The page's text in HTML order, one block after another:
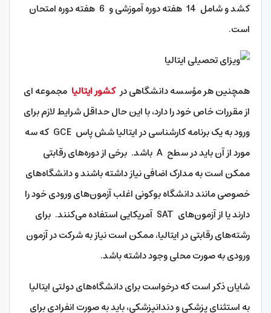
کشد و شامل 14 هفته دوره آموزشی و 6 هفته دوره امتحان
است.
همچنین هر مؤسسه دانشگاهی درکشور ایتالیا مجموعه ای
از مقررات خاص خود را دارد، با این حال حداقل شرایط لازم برای
ورود به یک برنامه کارشناسی در ایتالیا شش پاس GCE که سه
مورد از آن باید در سطح A باشد. برخی از دوره‌های رقابتی
ممکن است به مدارک اضافی نیاز داشته باشند و دانشگاه‌های
خصوصی مانند دانشگاه بوکونی اغلب آزمون‌های ورودی خود را
دارند یا از آزمون‌های SAT آمریکایی استفاده می‌کنند. برای
رشته‌های رقابتی در ایتالیا، ممکن است نیاز به شرکت در آزمون
ورودی به صورت محلی وجود داشته باشد.
شایان ذکر است که درخواست برای دانشگاه‌های دولتی ایتالیا
به استثنای پزشکی و دندانپزشکی، باید به صورت انفرادی برای